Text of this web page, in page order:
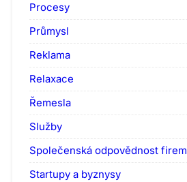
Procesy
Průmysl
Reklama
Relaxace
Řemesla
Služby
Společenská odpovědnost firem
Startupy a byznysy